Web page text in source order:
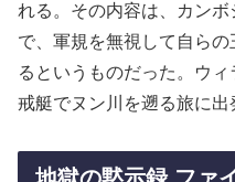
れる。その内容は、カン
で、軍規を無視して自ら
るというものだった。ウ
戒艇でヌン川を遡る旅に出